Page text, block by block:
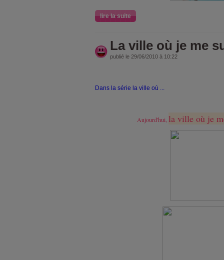
lire la suite
La ville où je me
publié le 29/06/2010 à 10:22
Dans la série la ville où ...
Aujourd'hui, la ville où je